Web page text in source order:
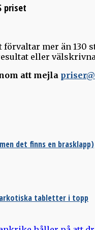
priset
förvaltar mer än
eller
att mejla
det finns en brasklapp)
tabletter i topp